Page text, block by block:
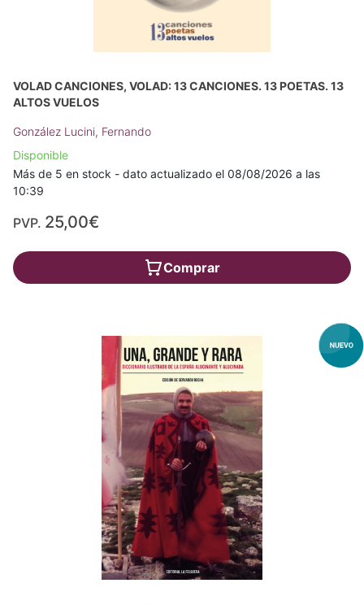
VOLAD CANCIONES, VOLAD: 13 CANCIONES. 13 POETAS. 13
ALTOS VUELOS
González Lucini, Fernando
Disponible
Más de 5 en stock - dato actualizado el 08/08/2026 a las
10:39
PVP. 25,00€
Comprar